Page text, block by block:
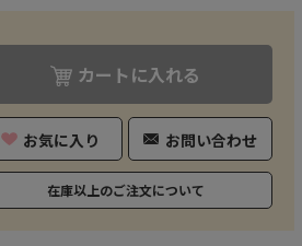
カートに入れる
お気に入り お問い合わせ
在庫以上のご注文について